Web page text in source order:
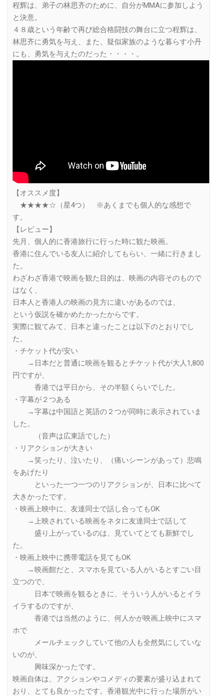
程辉は、弟子の林思齐のために、自分がMMAに参加しよう
と決意。
４８歳という年齢で再び総合格闘技の舞台に立つ程辉は、
林思齐に勇気を与え、また、疑似家族のような暮らす小丹
にも、勇気を与えたのだった・・・・。
【オススメ度】
★★★★☆（星4つ） ※あくまでも個人的な感想で
す。
【レビュー】
先月、個人的に香港旅行に行った時に観た映画。
香港に住んでいる友人に紹介してもらい、一緒に行きまし
た。
わざわざ香港で映画を観た目的は、映画の内容そのもので
はなく、
日本人と香港人の映画の見方に違いがあるのでは、
という仮説を確かめたかったからです。
実際に観てみて、日本と違ったことは以下のとおりでし
た。
・チケット代が安い
→日本だと普通に映画を観るとチケット代が大人1,800
円ですが、
香港では平日から、その半額くらいでした。
・字幕が２つある
→字幕は中国語と英語の２つが同時に表示されていま
した。
（音声は広東語でした）
・リアクションが大きい
→笑ったり、泣いたり、（痛いシーンがあって）悲鳴
をあげたり
といった一つ一つのリアクションが、日本に比べて
大きかったです。
・映画上映中に、友達同士で話し合ってもOK
→上映されている映画をネタに友達同士で話して
盛り上がっているのは、見ていてとても新鮮でし
た。
・映画上映中に携帯電話を見てもOK
→映画館だと、スマホを見ている人がいるとすごい目
立つので、
日本で映画を観るときに、そういう人がいるとイラ
イラするのですが、
香港では当然のように、何人かが映画上映中にスマ
ホで
メールチェックしていて他の人も全然気にしていな
いのが、
興味深かったです。
映画自体は、アクションやコメディの要素が盛り込まれて
おり、とても良かったです。香港観光中に行った場所がい